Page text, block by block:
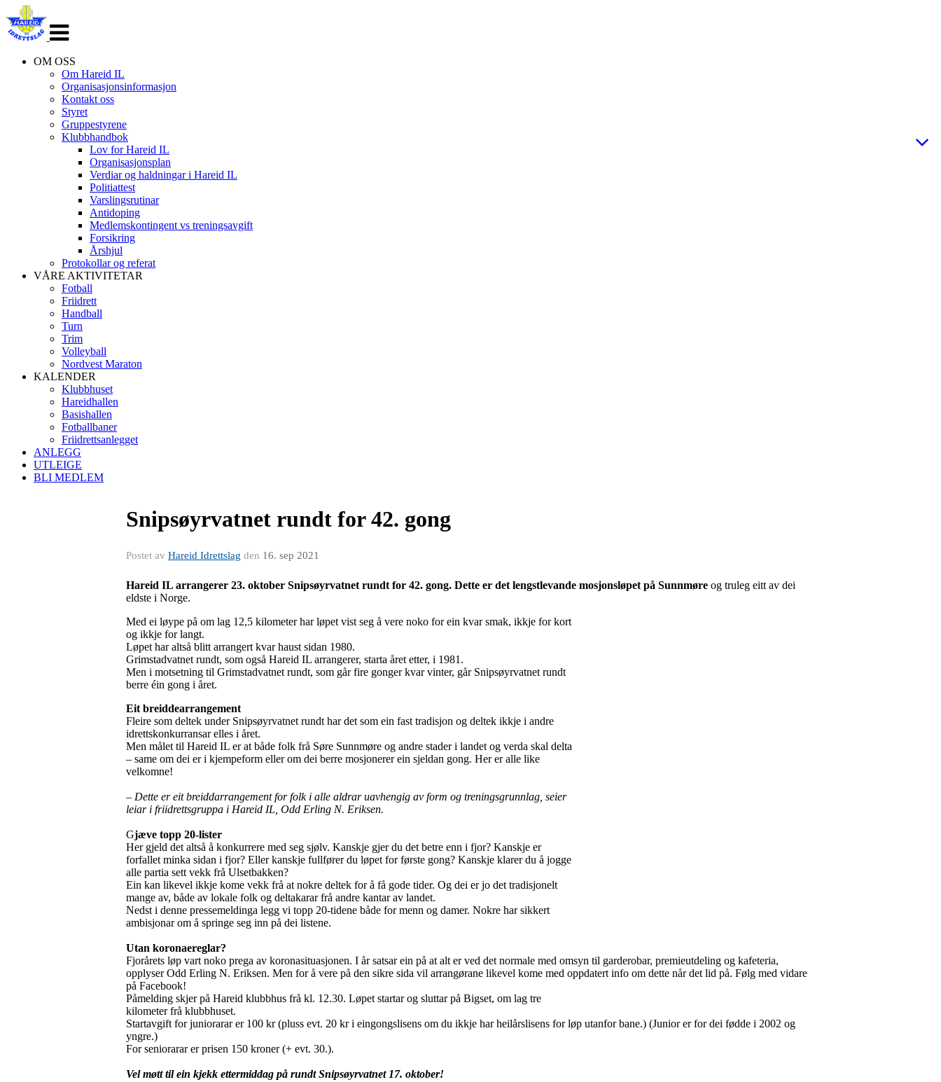
navigasjon
OM OSS
Om Hareid IL
Organisasjonsinformasjon
Kontakt oss
Styret
Gruppestyrene
Klubbhandbok
Lov for Hareid IL
Organisasjonsplan
Verdiar og haldningar i Hareid IL
Politiattest
Varslingsrutinar
Antidoping
Medlemskontingent vs treningsavgift
Forsikring
Årshjul
Protokollar og referat
VÅRE AKTIVITETAR
Fotball
Friidrett
Handball
Turn
Trim
Volleyball
Nordvest Maraton
KALENDER
Klubbhuset
Hareidhallen
Basishallen
Fotballbaner
Friidrettsanlegget
ANLEGG
UTLEIGE
BLI MEDLEM
Snipsøyrvatnet rundt for 42. gong
Postet av Hareid Idrettslag den 16. sep 2021
Hareid IL arrangerer 23. oktober Snipsøyrvatnet rundt for 42. gong. Dette er det lengstlevande mosjonsløpet på Sunnmøre og truleg eitt av dei
eldste i Norge.
Med ei løype på om lag 12,5 kilometer har løpet vist seg å vere noko for ein kvar smak, ikkje for kort
og ikkje for langt.
Løpet har altså blitt arrangert kvar haust sidan 1980.
Grimstadvatnet rundt, som også Hareid IL arrangerer, starta året etter, i 1981.
Men i motsetning til Grimstadvatnet rundt, som går fire gonger kvar vinter, går Snipsøyrvatnet rundt
berre éin gong i året.
Eit breiddearrangement
Fleire som deltek under Snipsøyrvatnet rundt har det som ein fast tradisjon og deltek ikkje i andre
idrettskonkurransar elles i året.
Men målet til Hareid IL er at både folk frå Søre Sunnmøre og andre stader i landet og verda skal delta
– same om dei er i kjempeform eller om dei berre mosjonerer ein sjeldan gong. Her er alle like
velkomne!
– Dette er eit breiddarrangement for folk i alle aldrar uavhengig av form og treningsgrunnlag, seier
leiar i friidrettsgruppa i Hareid IL, Odd Erling N. Eriksen.
Gjæve topp 20-lister
Her gjeld det altså å konkurrere med seg sjølv. Kanskje gjer du det betre enn i fjor? Kanskje er
forfallet minka sidan i fjor? Eller kanskje fullfører du løpet for første gong? Kanskje klarer du å jogge
alle partia sett vekk frå Ulsetbakken?
Ein kan likevel ikkje kome vekk frå at nokre deltek for å få gode tider. Og dei er jo det tradisjonelt
mange av, både av lokale folk og deltakarar frå andre kantar av landet.
Nedst i denne pressemeldinga legg vi topp 20-tidene både for menn og damer. Nokre har sikkert
ambisjonar om å springe seg inn på dei listene.
Utan koronaereglar?
Fjorårets løp vart noko prega av koronasituasjonen. I år satsar ein på at alt er ved det normale med omsyn til garderobar, premieutdeling og kafeteria,
opplyser Odd Erling N. Eriksen. Men for å vere på den sikre sida vil arrangørane likevel kome med oppdatert info om dette når det lid på. Følg med vidare
på Facebook!
Påmelding skjer på Hareid klubbhus frå kl. 12.30. Løpet startar og sluttar på Bigset, om lag tre
kilometer frå klubbhuset.
Startavgift for juniorarar er 100 kr (pluss evt. 20 kr i eingongslisens om du ikkje har heilårslisens for løp utanfor bane.) (Junior er for dei fødde i 2002 og
yngre.)
For seniorarar er prisen 150 kroner (+ evt. 30.).
Vel møtt til ein kjekk ettermiddag på rundt Snipsøyrvatnet 17. oktober!